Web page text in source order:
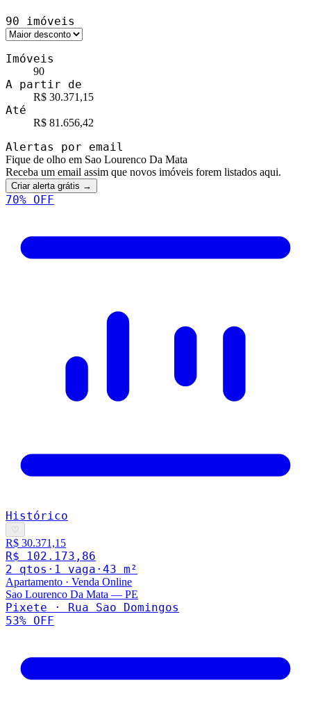
90 imóveis
Imóveis
90
A partir de
R$ 30.371,15
Até
R$ 81.656,42
Alertas por email
Fique de olho em Sao Lourenco Da Mata
Receba um email assim que novos imóveis forem listados aqui.
Criar alerta grátis →
70% OFF
Histórico
♡
R$ 30.371,15
R$ 102.173,86
2 qtos · 1 vaga · 43 m²
Apartamento · Venda Online
Sao Lourenco Da Mata — PE
Pixete · Rua Sao Domingos
53% OFF